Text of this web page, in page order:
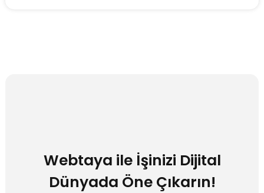
Webtaya ile İşinizi Dijital
Dünyada Öne Çıkarın!